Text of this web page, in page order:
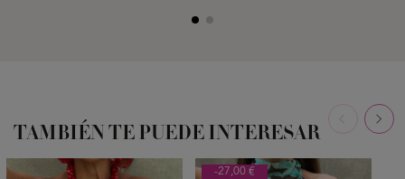
TAMBIÉN TE PUEDE INTERESAR
-27,00 €